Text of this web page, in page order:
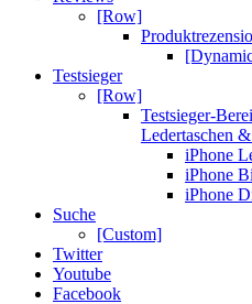
[Row]
Testsieger
[Row]
Testsieger-
Ledertaschen
iPhone
iPhone
iPhone
Suche
[Custom]
Twitter
Youtube
Facebook